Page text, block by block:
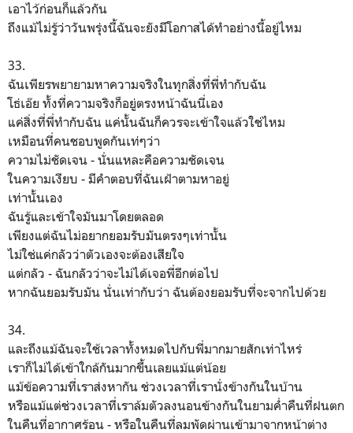
เอาไว้ก่อนก็แล้วกัน
ถึงแม้ไม่รู้ว่าวันพรุ่งนี้ฉันจะยังมีโอกาสได้ทำอย่างนี้อยู่ไหม
33.
ฉันเพียรพยายามหาความจริงในทุกสิ่งที่พี่ทำกับฉัน
โธ่เอ๊ย ทั้งที่ความจริงก็อยู่ตรงหน้าฉันนี่เอง
แค่สิ่งที่พี่ทำกับฉัน แค่นั้นฉันก็ควรจะเข้าใจแล้วใช่ไหม
เหมือนที่คนชอบพูดกันเท่ๆว่า
ความไม่ชัดเจน - นั่นแหละคือความชัดเจน
ในความเงียบ - มีคำตอบที่ฉันเฝ้าตามหาอยู่
เท่านั้นเอง
ฉันรู้และเข้าใจมันมาโดยตลอด
เพียงแต่ฉันไม่อยากยอมรับมันตรงๆเท่านั้น
ไม่ใช่แค่กลัวว่าตัวเองจะต้องเสียใจ
แต่กลัว - ฉันกลัวว่าจะไม่ได้เจอพี่อีกต่อไป
หากฉันยอมรับมัน นั่นเท่ากับว่า ฉันต้องยอมรับที่จะจากไปด้วย
34.
และถึงแม้ฉันจะใช้เวลาทั้งหมดไปกับพี่มากมายสักเท่าไหร่
เราก็ไม่ได้เข้าใกล้กันมากขึ้นเลยแม้แต่น้อย
แม้ข้อความที่เราส่งหากัน ช่วงเวลาที่เรานั่งข้างกันในบ้าน
หรือแม้แต่ช่วงเวลาที่เราล้มตัวลงนอนข้างกันในยามค่ำคืนที่ฝนตก
ในคืนที่อากาศร้อน - หรือในคืนที่ลมพัดผ่านเข้ามาจากหน้าต่าง